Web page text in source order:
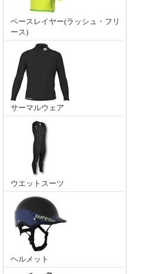
ベースレイヤー(ラッシュ・フリ
ース)
サーマルウェア
ウエットスーツ
ヘルメット